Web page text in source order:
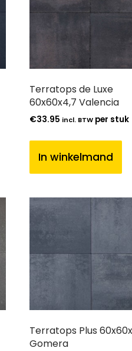
Terratops de Luxe
60x60x4,7 Valencia
€33.95 incl. BTW per stuk
In winkelmand
Terratops Plus
Gomera